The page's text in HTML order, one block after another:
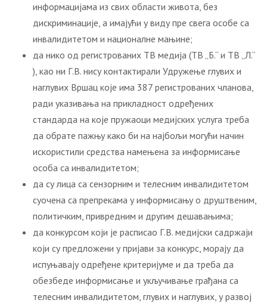
информацијама из свих области живота, без
дискриминације, а имајући у виду пре свега особе са
инвалидитетом и националне мањине;
да нико од регистрованих ТВ медија (ТВ „Б.“ и ТВ „Л.“
), као ни Г.В. нису контактирали Удружење глувих и
наглувих Вршац које има 387 регистрованих чланова,
ради указивања на прикладност одређених
стандарда на које пружаоци медијских услуга треба
да обрате пажњу како би на најбољи могући начин
искористили средства намењена за информисање
особа са инвалидитетом;
да су лица са сензорним и телесним инвалидитетом
суочена са препрекама у информисању о друштвеним,
политичким, привредним и другим дешавањима;
да конкурсом који је расписао Г.В. медијски садржаји
који су предложени у пријави за конкурс, морају да
испуњавају одређене критеријуме и да треба да
обезбеде информисање и укључивање грађана са
телесним инвалидитетом, глувих и наглувих, у развој